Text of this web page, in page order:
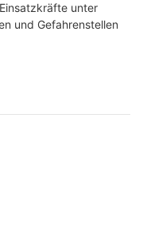
unter
und Gefahrenstellen